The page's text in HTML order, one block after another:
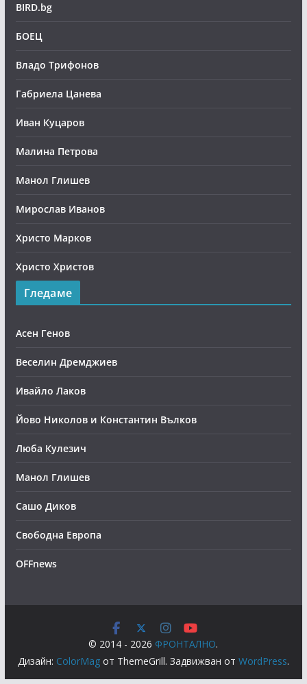
BIRD.bg
БОЕЦ
Владо Трифонов
Габриела Цанева
Иван Куцаров
Малина Петрова
Манол Глишев
Мирослав Иванов
Христо Марков
Христо Христов
Гледаме
Асен Генов
Веселин Дремджиев
Ивайло Лаков
Йово Николов и Константин Вълков
Люба Кулезич
Манол Глишев
Сашо Диков
Свободна Европа
OFFnews
© 2014 - 2026 ФРОНТАЛНО.
Дизайн: ColorMagот ThemeGrill. Задвижван от WordPress.